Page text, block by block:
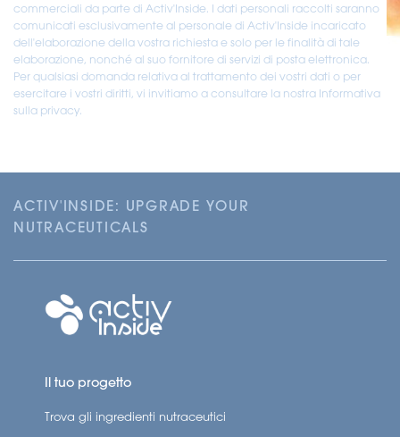
commerciali da parte di Activ'Inside. I dati personali raccolti saranno
comunicati esclusivamente al personale di Activ'Inside incaricato
dell'elaborazione della vostra richiesta e solo per le finalità di tale
elaborazione, nonché al suo fornitore di servizi di posta elettronica.
Per qualsiasi domanda relativa al trattamento dei vostri dati o per
esercitare i vostri diritti, vi invitiamo a consultare la nostra Informativa
sulla privacy.
ACTIV'INSIDE: UPGRADE YOUR
NUTRACEUTICALS
Il tuo progetto
Trova gli ingredienti nutraceutici